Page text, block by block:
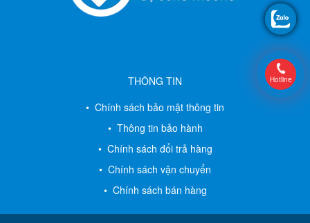
THÔNG TIN
• Chính sách bảo mật thông tin
• Thông tin bảo hành
• Chính sách đổi trả hàng
• Chính sách vận chuyển
• Chính sách bán hàng
Hotline